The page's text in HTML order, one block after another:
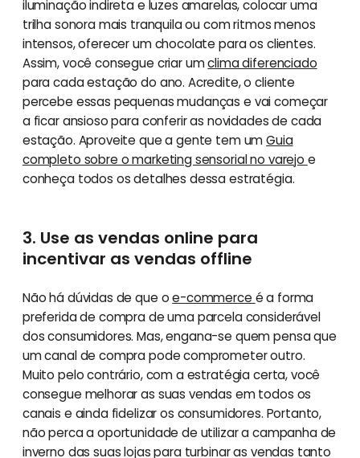
iluminação indireta e luzes amarelas, colocar uma
trilha sonora mais tranquila ou com ritmos menos
intensos, oferecer um chocolate para os clientes.
Assim, você consegue criar umclima diferenciado
para cada estação do ano. Acredite, o cliente
percebe essas pequenas mudanças e vai começar
a ficar ansioso para conferir as novidades de cada
estação. Aproveite que a gente tem umGuia
completo sobre o marketing sensorial no varejo e
conheça todos os detalhes dessa estratégia.
3. Use as vendas online para
incentivar as vendas offline
Não há dúvidas de que oe-commerce é a forma
preferida de compra de uma parcela considerável
dos consumidores. Mas, engana-se quem pensa que
um canal de compra pode comprometer outro.
Muito pelo contrário, com a estratégia certa, você
consegue melhorar as suas vendas em todos os
canais e ainda fidelizar os consumidores. Portanto,
não perca a oportunidade de utilizar a campanha de
inverno das suas lojas para turbinar as vendas tanto